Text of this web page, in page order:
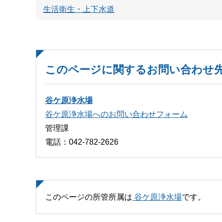
生活衛生・上下水道
このページに関するお問い合わせ
谷ケ原浄水場
谷ケ原浄水場へのお問い合わせフォーム
管理課
電話：042-782-2626
このページの所管所属は 谷ケ原浄水場です。